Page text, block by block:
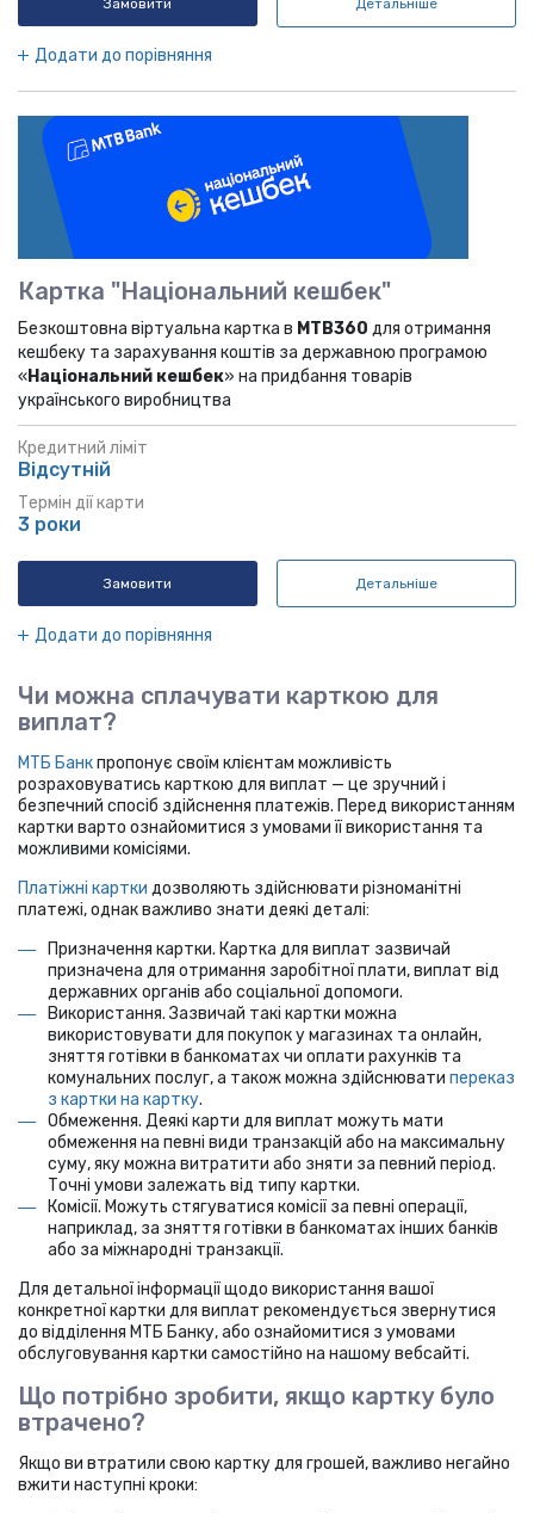
Замовити Детальніше
Додати до порівняння
Картка "Національний кешбек"
Безкоштовна віртуальна картка в МТВ360 для отримання
кешбеку та зарахування коштів за державною програмою
«Національний кешбек» на придбання товарів
українського виробництва
Кредитний ліміт
Відсутній
Термін дії карти
3 роки
Замовити Детальніше
Додати до порівняння
Чи можна сплачувати карткою для
виплат?
МТБ Банкпропонує своїм клієнтам можливість
розраховуватись карткою для виплат — це зручний і
безпечний спосіб здійснення платежів. Перед використанням
картки варто ознайомитися з умовами її використання та
можливими комісіями.
Платіжні картки дозволяють здійснювати різноманітні
платежі, однак важливо знати деякі деталі:
Призначення картки. Картка для виплат зазвичай
призначена для отримання заробітної плати, виплат від
державних органів або соціальної допомоги.
Використання. Зазвичай такі картки можна
використовувати для покупок у магазинах та онлайн,
зняття готівки в банкоматах чи оплати рахунків та
комунальних послуг, а також можна здійснювати переказ
з картки на картку.
Обмеження. Деякі карти для виплат можуть мати
обмеження на певні види транзакцій або на максимальну
суму, яку можна витратити або зняти за певний період.
Точні умови залежать від типу картки.
Комісії. Можуть стягуватися комісії за певні операції,
наприклад, за зняття готівки в банкоматах інших банків
або за міжнародні транзакції.
Для детальної інформації щодо використання вашої
конкретної картки для виплат рекомендується звернутися
до відділення МТБ Банку, або ознайомитися з умовами
обслуговування картки самостійно на нашому вебсайті.
Що потрібно зробити, якщо картку було
втрачено?
Якщо ви втратили свою картку для грошей, важливо негайно
вжити наступні кроки: